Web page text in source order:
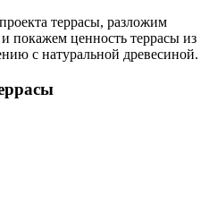
террасы, разложим
покажем ценность террасы из
с натуральной древесиной.